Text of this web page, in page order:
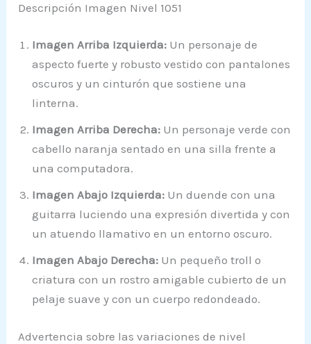
Descripción Imagen Nivel 1051
Imagen Arriba Izquierda: Un personaje de
aspecto fuerte y robusto vestido con pantalones
oscuros y un cinturón que sostiene una
linterna.
Imagen Arriba Derecha: Un personaje verde con
cabello naranja sentado en una silla frente a
una computadora.
Imagen Abajo Izquierda: Un duende con una
guitarra luciendo una expresión divertida y con
un atuendo llamativo en un entorno oscuro.
Imagen Abajo Derecha: Un pequeño troll o
criatura con un rostro amigable cubierto de un
pelaje suave y con un cuerpo redondeado.
Advertencia sobre las variaciones de nivel